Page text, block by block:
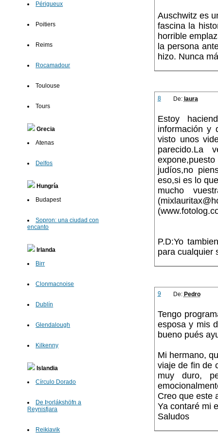
Périgueux
Poitiers
Reims
Rocamadour
Toulouse
Tours
Grecia
Atenas
Delfos
Hungría
Budapest
Sopron: una ciudad con
encanto
Irlanda
Birr
Clonmacnoise
Dublín
Glendalough
Kilkenny
Islandia
Círculo Dorado
De Þorlákshöfn a
Reynisfjara
Reikiavik
Auschwitz es
fascina la
horrible
la persona
hizo. Nunca
8 De: laura
Estoy
información y
visto unos
judíos,no
eso,si es lo
mucho
P.D:Yo
para cualquier
9 De: Pedro
Tengo
esposa y mis
bueno pués
Mi hermano,
viaje de fin de
muy duro,
Creo que este
Ya contaré mi
Saludos